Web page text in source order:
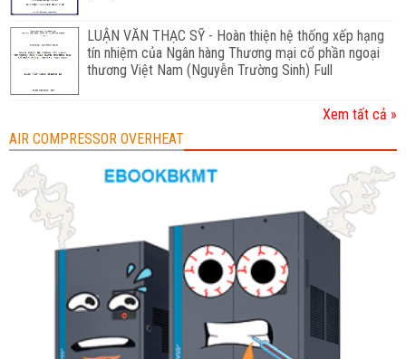
LUẬN VĂN THẠC SỸ - Hoàn thiện hệ thống xếp hạng
tín nhiệm của Ngân hàng Thương mại cổ phần ngoại
thương Việt Nam (Nguyễn Trường Sinh) Full
Xem tất cả »
AIR COMPRESSOR OVERHEAT